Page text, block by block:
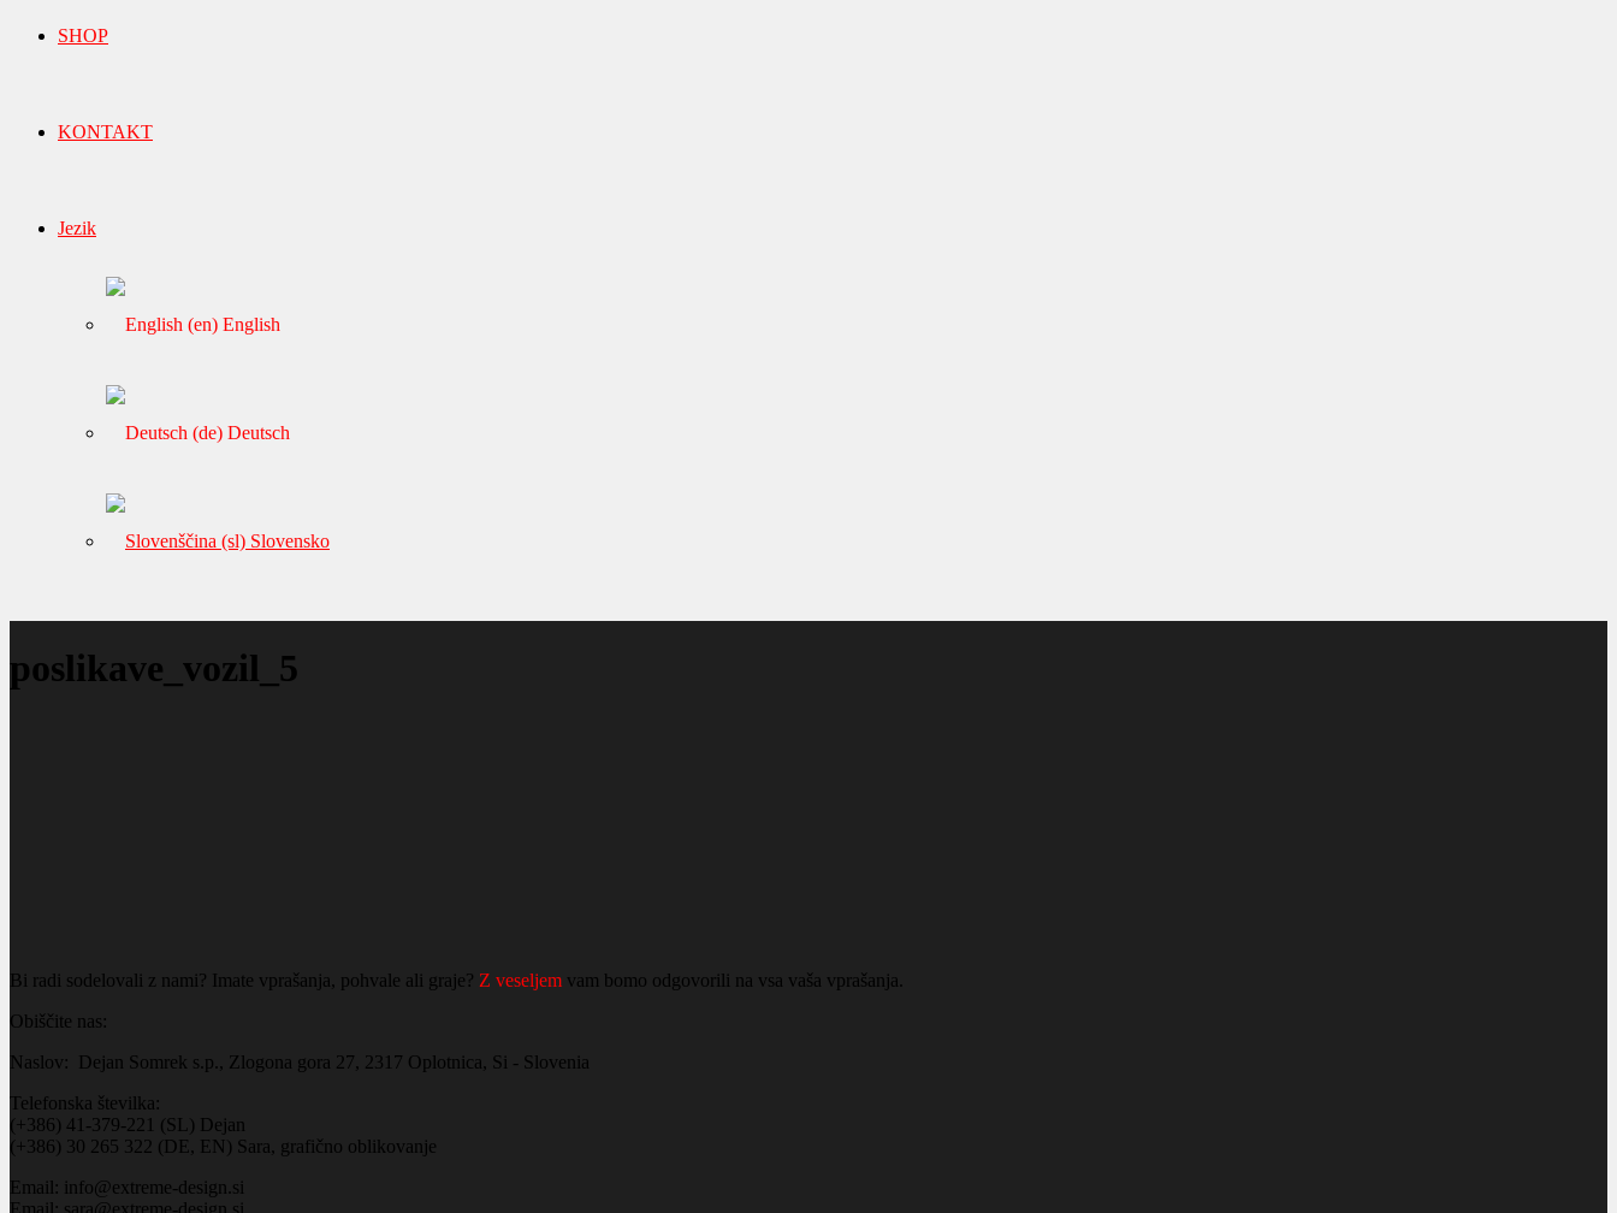
SHOP
KONTAKT
Jezik
English
Deutsch
Slovensko
poslikave_vozil_5
Bi radi sodelovali z nami? Imate vprašanja, pohvale ali graje? Z veseljem vam bomo odgovorili na vsa vaša vprašanja.
Obiščite nas:
Naslov: Dejan Somrek s.p., Zlogona gora 27, 2317 Oplotnica, Si - Slovenia
Telefonska številka:
(+386) 41-379-221 (SL) Dejan
(+386) 30 265 322 (DE, EN) Sara, grafično oblikovanje
Email: info@extreme-design.si
Email: sara@extreme-design.si